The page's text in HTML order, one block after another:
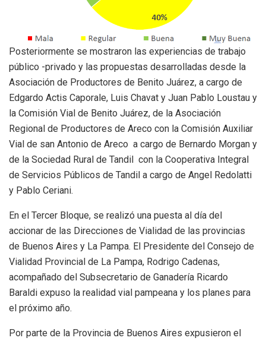
Posteriormente se mostraron las experiencias de trabajo
público -privado y las propuestas desarrolladas desde la
Asociación de Productores de Benito Juárez, a cargo de
Edgardo Actis Caporale, Luis Chavat y Juan Pablo Loustau y
la Comisión Vial de Benito Juárez, de la Asociación
Regional de Productores de Areco con la Comisión Auxiliar
Vial de san Antonio de Areco a cargo de Bernardo Morgan y
de la Sociedad Rural de Tandil con la Cooperativa Integral
de Servicios Públicos de Tandil a cargo de Angel Redolatti
y Pablo Ceriani.
En el Tercer Bloque, se realizó una puesta al día del
accionar de las Direcciones de Vialidad de las provincias
de Buenos Aires y La Pampa. El Presidente del Consejo de
Vialidad Provincial de La Pampa, Rodrigo Cadenas,
acompañado del Subsecretario de Ganadería Ricardo
Baraldi expuso la realidad vial pampeana y los planes para
el próximo año.
Por parte de la Provincia de Buenos Aires expusieron el